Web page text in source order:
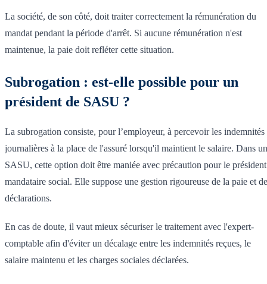
La société, de son côté, doit traiter correctement la rémunération du
mandat pendant la période d'arrêt. Si aucune rémunération n'est
maintenue, la paie doit refléter cette situation.
Subrogation : est-elle possible pour un
président de SASU ?
La subrogation consiste, pour l’employeur, à percevoir les indemnités
journalières à la place de l'assuré lorsqu'il maintient le salaire. Dans
SASU, cette option doit être maniée avec précaution pour le président
mandataire social. Elle suppose une gestion rigoureuse de la paie et
déclarations.
En cas de doute, il vaut mieux sécuriser le traitement avec l'expert-
comptable afin d'éviter un décalage entre les indemnités reçues, le
salaire maintenu et les charges sociales déclarées.